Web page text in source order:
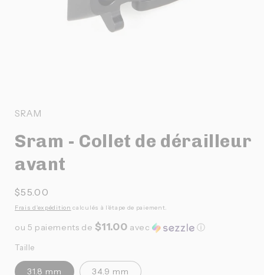
1
fenêtre
modale
SRAM
Sram - Collet de dérailleur
avant
Prix
habituel
$55.00
Frais d'expédition calculés à l'étape de paiement.
ou 5 paiements de $11.00 avec ⓘ
Taille
31.8 mm 34.9 mm